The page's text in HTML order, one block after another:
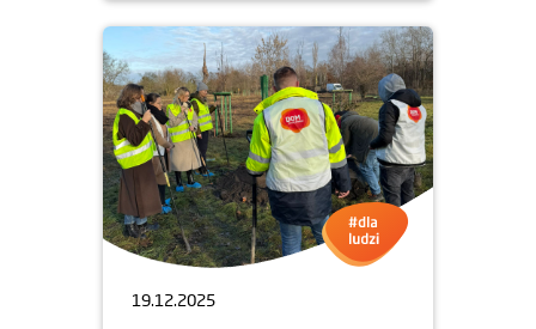
19.12.2025